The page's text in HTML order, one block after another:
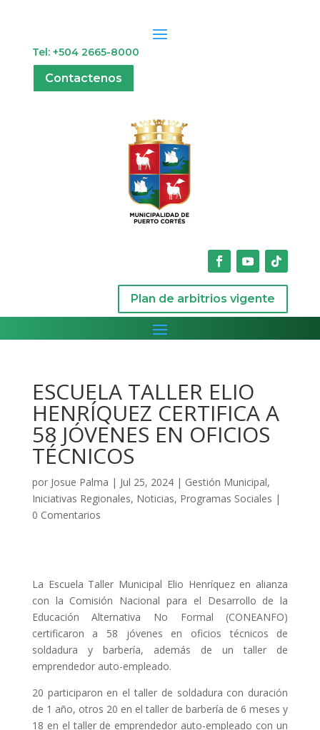
Tel: +504 2665-8000
Contactenos
Plan de arbitrios vigente
ESCUELA TALLER ELIO
HENRÍQUEZ CERTIFICA A
58 JÓVENES EN OFICIOS
TÉCNICOS
por Josue Palma | Jul 25, 2024| Gestión Municipal,
Iniciativas Regionales, Noticias, Programas Sociales |
0 Comentarios
La Escuela Taller Municipal Elio Henríquez en alianza
con la Comisión Nacional para el Desarrollo de la
Educación Alternativa No Formal (CONEANFO)
certificaron a 58 jóvenes en oficios técnicos de
soldadura y barbería, además de un taller de
emprendedor auto-empleado.
20 participaron en el taller de soldadura con duración
de 1 año, otros 20 en el taller de barbería de 6 meses y
18 en el taller de emprendedor auto-empleado con un